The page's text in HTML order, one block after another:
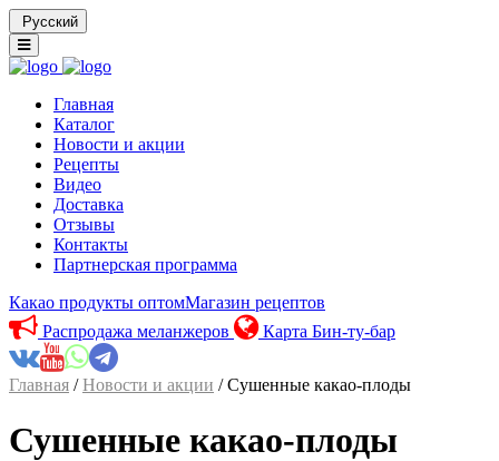
Русский
Главная
Каталог
Новости и акции
Рецепты
Видео
Доставка
Отзывы
Контакты
Партнерская программа
Какао продукты оптомМагазин рецептов
Распродажа меланжеров
Карта Бин-ту-бар
Главная /Новости и акции / Сушенные какао-плоды
Сушенные какао-плоды